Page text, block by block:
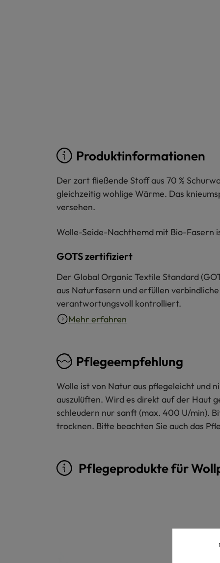
Produktinformationen
Der zart fließende Stoff aus 70 %
gleichzeitig wohlige Wärme. Das
versehen.
Wolle-Seide-Nachthemd mit Bio-Fasern
GOTS zertifiziert
Der Global Organic Textile Standard
aus Naturfasern und erfüllen
verantwortungsvoll kontrolliert.
Mehr erfahren
Pflegeempfehlung
Wolle ist von Natur aus pflegeleicht und
auszulüften. Wird es direkt auf der Haut
schleudern nur sanft (max. 400 U/min).
trocknen. Bitte beachten Sie auch das
Pflegeprodukte für